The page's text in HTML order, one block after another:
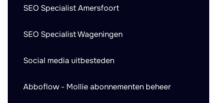
SEO Specialist Amersfoort
SEO Specialist Wageningen
Social media uitbesteden
Abboflow - Mollie abonnementen beheer